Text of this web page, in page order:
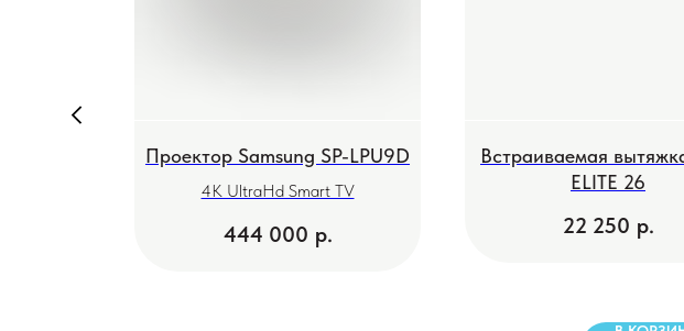
Проектор Samsung SP-LPU9D
4K UltraHd Smart TV
444 000 р.
Встраиваемая
ELITE 26
22 250 р.